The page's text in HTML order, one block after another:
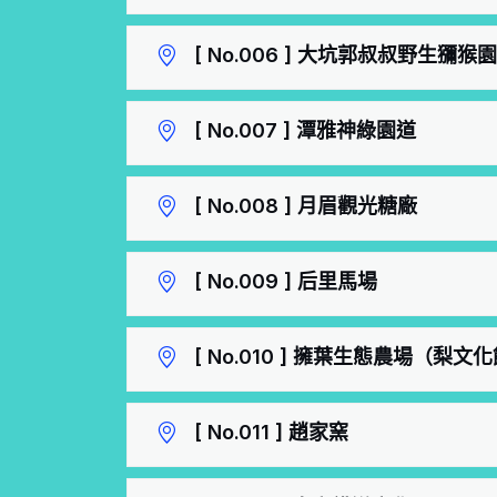
[ No.006 ] 大坑郭叔叔野生獼猴園
[ No.007 ] 潭雅神綠園道
[ No.008 ] 月眉觀光糖廠
[ No.009 ] 后里馬場
[ No.010 ] 擁葉生態農場（梨文化
[ No.011 ] 趙家窯